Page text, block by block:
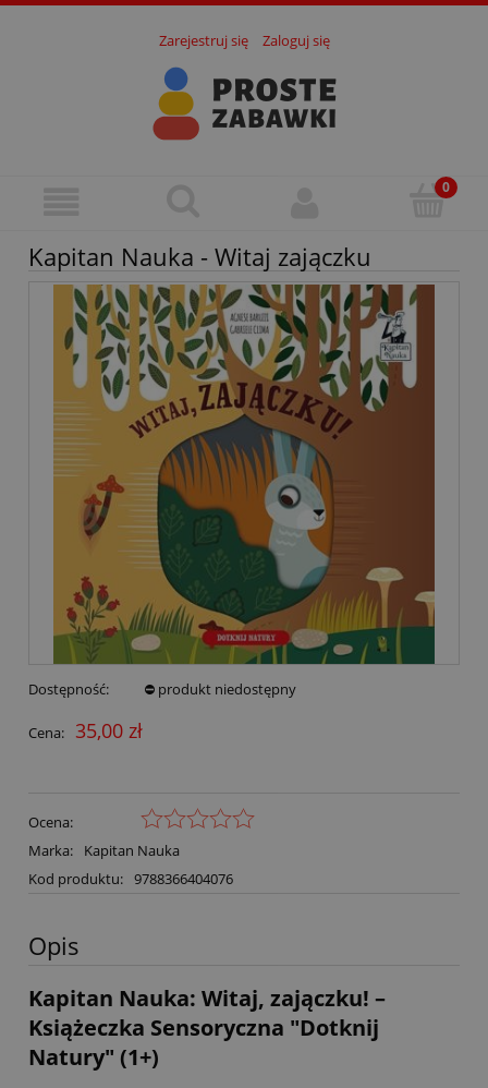
Zarejestruj się Zaloguj się
Kapitan Nauka - Witaj zajączku
Dostępność: ⛔ produkt niedostępny
Cena: 35,00 zł
Ocena:
Marka:
Kapitan Nauka
Kod produktu: 9788366404076
Opis
Kapitan Nauka: Witaj, zajączku! –
Książeczka Sensoryczna "Dotknij
Natury" (1+)